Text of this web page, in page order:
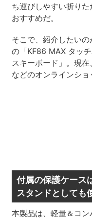
ち運びしやすい折り
おすすめだ。
そこで、紹介したい
の「KF86 MAX タッ
スキーボード」。現
などのオンラインショ
付属の保護ケース
スタンドとしても
本製品は、軽量＆コ